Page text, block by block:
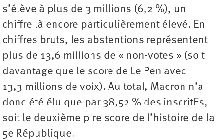
s’élève à plus de 3 millions (6,2 %), un
chiffre là encore particulièrement élevé. En
chiffres bruts, les abstentions représentent
plus de 13,6 millions de « non-votes » (soit
davantage que le score de Le Pen avec
13,3 millions de voix). Au total, Macron n’a
donc été élu que par 38,52 % des inscritEs,
soit le deuxième pire score de l’histoire de la
5e République.